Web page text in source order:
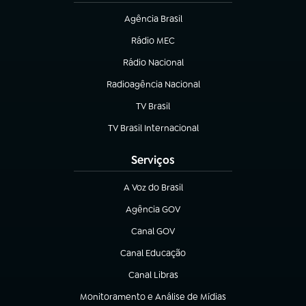
Agência Brasil
(abre em nova aba)
Rádio MEC
(abre em nova aba)
Rádio Nacional
Radioagência Nacional
(abre em nova aba)
TV Brasil
(abre em nova aba)
TV Brasil Internacional
(abre em nova aba)
Serviços
A Voz do Brasil
(abre em nova aba)
Agência GOV
(abre em nova aba)
Canal GOV
(abre em nova aba)
Canal Educação
(abre em nova aba)
Canal Libras
(abre em nova aba)
Monitoramento e Análise de Mídias
(abre em nova aba)